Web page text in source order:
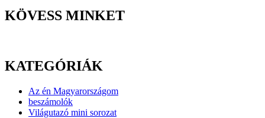
KÖVESS MINKET
KATEGÓRIÁK
Az én Magyarországom
beszámolók
Világutazó mini sorozat